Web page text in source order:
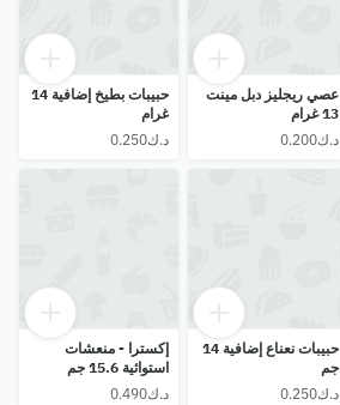
عصي ريجليز دبل مينت
13 غرام
⁦د.ك0.200⁩
حبيبات بطيخ إضافية 14
غرام
حبيبات نعناع إضافية 14
جم
⁦د.ك0.250⁩
إكسترا - منعشات
استوائية 15.6 جم